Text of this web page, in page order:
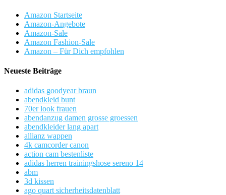
Amazon Startseite
Amazon-Angebote
Amazon-Sale
Amazon Fashion-Sale
Amazon – Für Dich empfohlen
Neueste Beiträge
adidas goodyear braun
abendkleid bunt
70er look frauen
abendanzug damen grosse groessen
abendkleider lang apart
allianz wappen
4k camcorder canon
action cam bestenliste
adidas herren trainingshose sereno 14
abm
3d kissen
ago quart sicherheitsdatenblatt